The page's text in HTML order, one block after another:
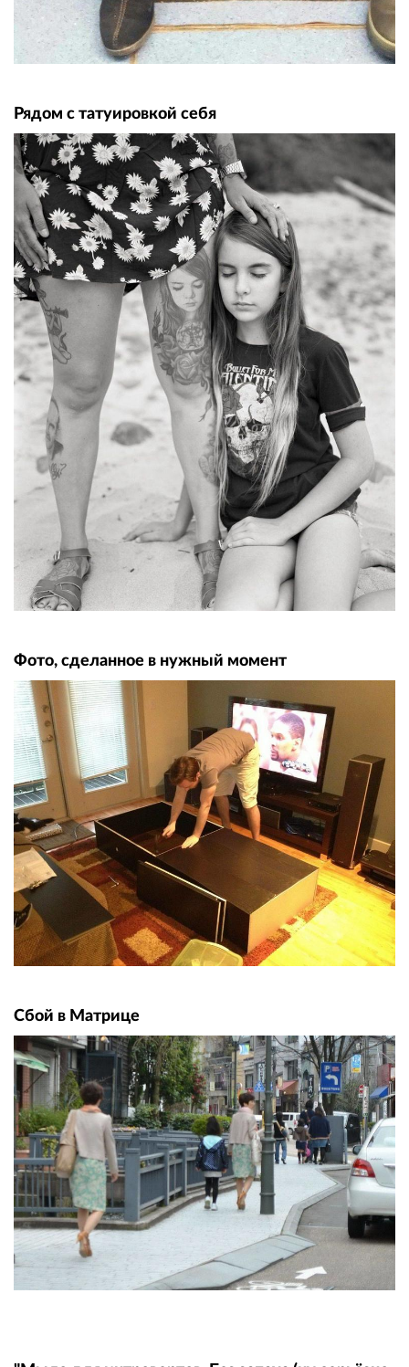
Рядом с татуировкой себя
Фото, сделанное в нужный момент
Сбой в Матрице